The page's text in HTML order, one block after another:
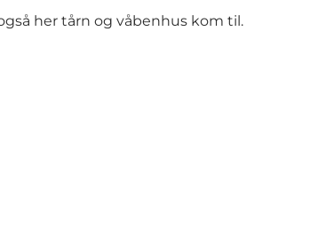
her tårn og våbenhus kom til.